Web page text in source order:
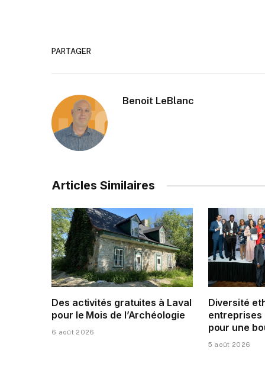
PARTAGER
Benoit LeBlanc
Articles Similaires
Des activités gratuites à Laval
pour le Mois de l’Archéologie
6 août 2026
Diversité
entreprises
pour une
5 août 2026